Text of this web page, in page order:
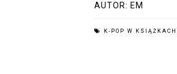
AUTOR: EM
K-POP W KSIĄŻKACH